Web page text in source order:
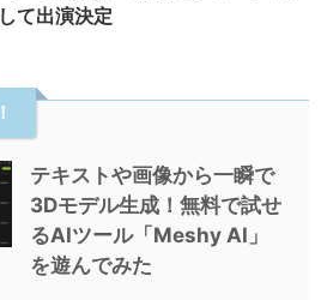
て出演決定
テキストや画像から一瞬で
3Dモデル生成！無料で試せ
るAIツール「Meshy AI」
を遊んでみた